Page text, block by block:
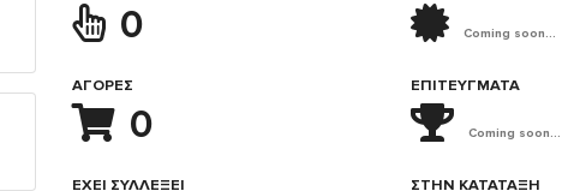
0
ΑΓΟΡΈΣ
0
ΈΧΕΙ ΣΥΛΛΈΞΕΙ
Coming soon...
ΕΠΙΤΕΎΓΜΑΤΑ
Coming soon...
ΣΤΗΝ ΚΑΤΆΤΑΞΗ